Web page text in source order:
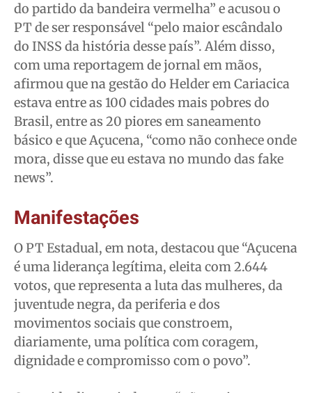
do partido da bandeira vermelha” e acusou o
PT de ser responsável “pelo maior escândalo
do INSS da história desse país”. Além disso,
com uma reportagem de jornal em mãos,
afirmou que na gestão do Helder em Cariacica
estava entre as 100 cidades mais pobres do
Brasil, entre as 20 piores em saneamento
básico e que Açucena, “como não conhece onde
mora, disse que eu estava no mundo das fake
news”.
Manifestações
O PT Estadual, em nota, destacou que “Açucena
é uma liderança legítima, eleita com 2.644
votos, que representa a luta das mulheres, da
juventude negra, da periferia e dos
movimentos sociais que constroem,
diariamente, uma política com coragem,
dignidade e compromisso com o povo”.